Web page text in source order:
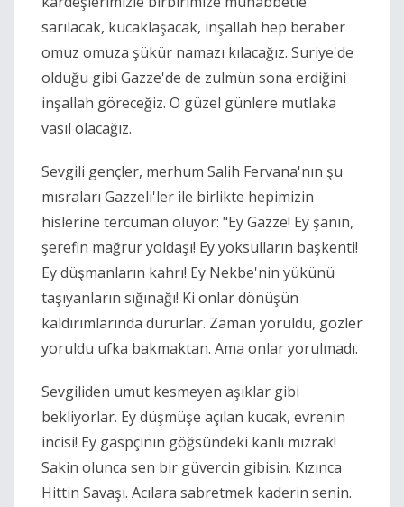
sarılacak, kucaklaşacak, inşallah hep beraber
omuz omuza şükür namazı kılacağız. Suriye'de
olduğu gibi Gazze'de de zulmün sona erdiğini
inşallah göreceğiz. O güzel günlere mutlaka
vasıl olacağız.
Sevgili gençler, merhum Salih Fervana'nın şu
mısraları Gazzeli'ler ile birlikte hepimizin
hislerine tercüman oluyor: "Ey Gazze! Ey şanın,
şerefin mağrur yoldaşı! Ey yoksulların başkenti!
Ey düşmanların kahrı! Ey Nekbe'nin yükünü
taşıyanların sığınağı! Ki onlar dönüşün
kaldırımlarında dururlar. Zaman yoruldu, gözler
yoruldu ufka bakmaktan. Ama onlar yorulmadı.
Sevgiliden umut kesmeyen aşıklar gibi
bekliyorlar. Ey düşmüşe açılan kucak, evrenin
incisi! Ey gaspçının göğsündeki kanlı mızrak!
Sakin olunca sen bir güvercin gibisin. Kızınca
Hittin Savaşı. Acılara sabretmek kaderin senin.